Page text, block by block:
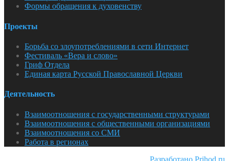
Формы обращения к духовенству
Проекты
Борьба со злоупотреблениями в сети Интернет
Фестиваль «Вера и слово»
Гриф Отдела
Единая карта Русской Православной Церкви
Деятельность
Взаимоотношения с государственными структурами
Взаимоотношения с общественными организациями
Взаимоотношения со СМИ
Работа в регионах
Разработано Prihod.ru